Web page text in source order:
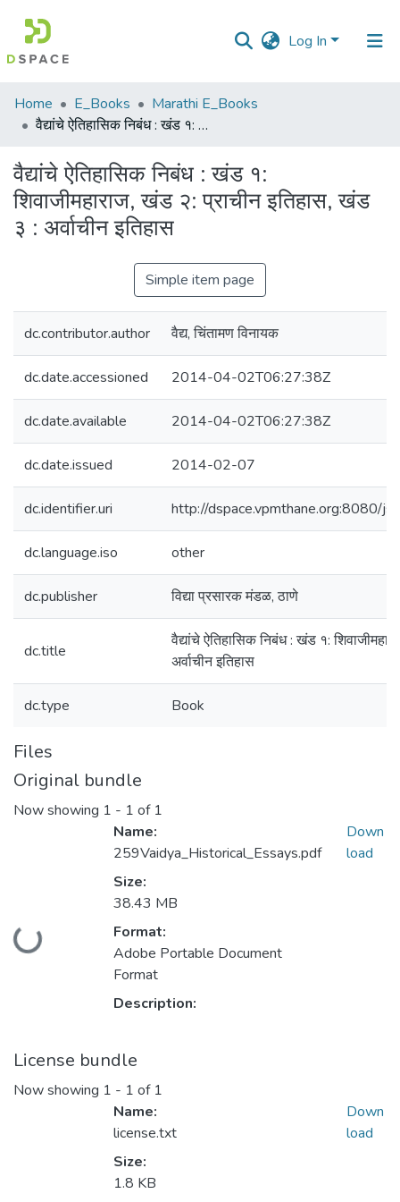
Log In
Communities
&
All of DSpace
Statistics
Home E_Books
Marathi E_Books
वैद्यांचे ऐतिहासिक निबंध : खंड १: शिवाजीमहाराज, खंड २: प्राचीन इतिहास, खंड ३ : अर्वाचीन इतिहास
वैद्यांचे ऐतिहासिक निबंध : खंड १:
शिवाजीमहाराज, खंड २: प्राचीन इतिहास, खंड
३ : अर्वाचीन इतिहास
Simple item page
dc.contributor.author वैद्य, चिंतामण विनायक
dc.date.accessioned 2014-04-02T06:27:38Z
dc.date.available 2014-04-02T06:27:38Z
dc.date.issued 2014-02-07
dc.identifier.uri http://dspace.vpmthane.org:8080/
dc.language.iso other
dc.publisher विद्या प्रसारक मंडळ, ठाणे
dc.title
वैद्यांचे ऐतिहासिक निबंध : खंड १:
अर्वाचीन इतिहास
dc.type Book
Files
Original bundle
Now showing 1 - 1 of 1
Loading...
Name:
259Vaidya_Historical_Essays.pdf
Size:
38.43 MB
Format:
Adobe Portable Document
Format
Description:
Down
load
License bundle
Now showing 1 - 1 of 1
Name:
license.txt
Size:
1.8 KB
Down
load